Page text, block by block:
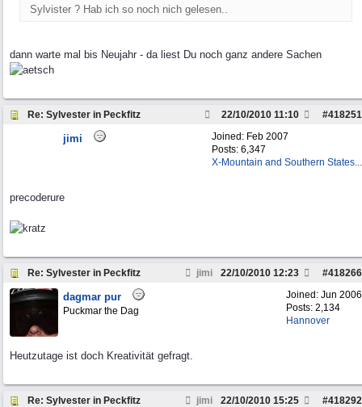
Sylvister ? Hab ich so noch nich gelesen..
dann warte mal bis Neujahr - da liest Du noch ganz andere Sachen
Re: Sylvester in Peckfitz #418251
22/10/2010 11:10
Joined: Feb 2007
Posts: 6,347
X-Mountain and Southern States...
jimi
precoderure
Re: Sylvester in Peckfitz jimi #418266
22/10/2010 12:23
Joined: Jun 2006
Posts: 2,134
Hannover
dagmar pur
Puckmar the Dag
Heutzutage ist doch Kreativität gefragt.
Re: Sylvester in Peckfitz jimi #418292
22/10/2010 15:25